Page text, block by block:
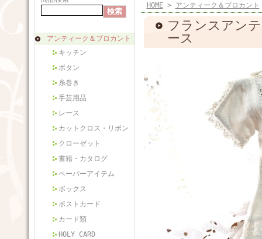
アンティーク＆ブロカント
キッチン
ボタン
糸巻き
手芸用品
レース
カットクロス・リボン
クローゼット
書籍・カタログ
ペーパーアイテム
ボックス
ポストカード
カード類
HOLY CARD
HOME> アンティーク＆ブロカント
フランスアン
ース